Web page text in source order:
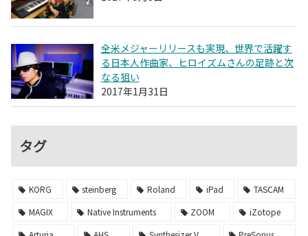
全米メジャーリリースも実現、世界で活躍す
る日本人作曲家、ヒロイズムさんの足跡と次
なる狙い
2017年1月31日
タグ
KORG steinberg Roland iPad
TASCAM
MAGIX
Native Instruments ZOOM
iZotope